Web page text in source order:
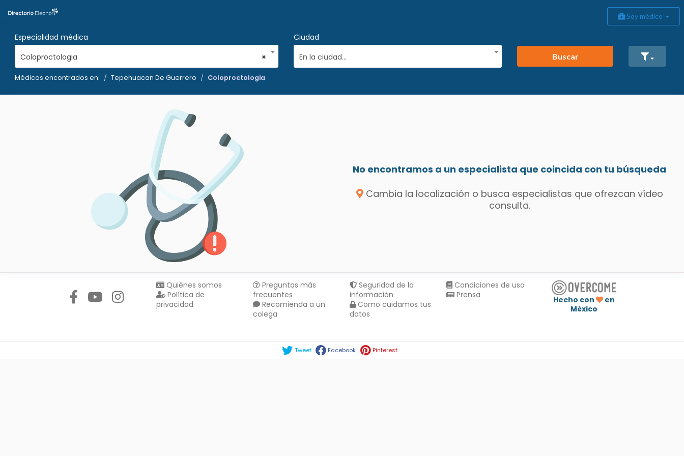
Soy médico
Especialidad médica
×
Coloproctologia
Ciudad
En la ciudad...
Buscar
Médicos encontrados en: Tepehuacan De Guerrero Coloproctologia
No encontramos a un especialista que coincida con tu búsqueda
Cambia la localización o busca especialistas que ofrezcan vídeo
consulta.
Quiénes somos
Política de
privacidad
Preguntas más
frecuentes
Recomienda a un
colega
Seguridad de la
información
Como cuidamos tus
datos
Condiciones de uso
Prensa
Hecho con
en
México
Tweet Facebook Pinterest